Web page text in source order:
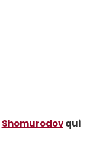
Shomurodovqui